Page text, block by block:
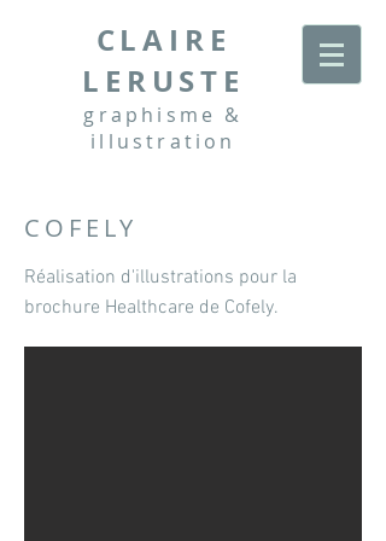
CLAIRE
LERUSTE
graphisme &
illustration
COFELY
Réalisation d'illustrations pour la
brochure Healthcare de Cofely.